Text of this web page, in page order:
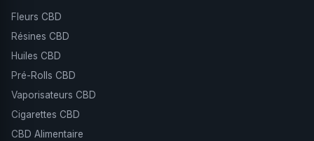
Fleurs CBD
Résines CBD
Huiles CBD
Pré-Rolls CBD
Vaporisateurs CBD
Cigarettes CBD
CBD Alimentaire